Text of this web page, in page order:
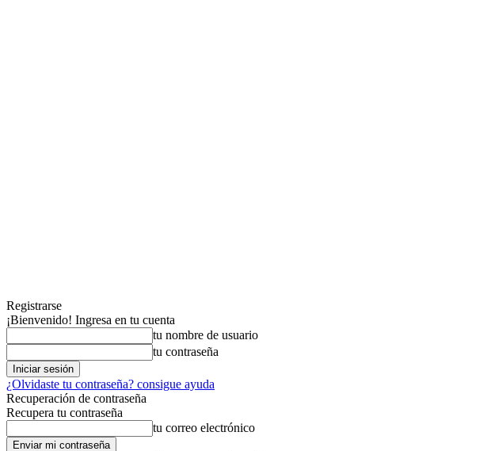
Registrarse
¡Bienvenido! Ingresa en tu cuenta
tu nombre de usuario
tu contraseña
¿Olvidaste tu contraseña? consigue ayuda
Recuperación de contraseña
Recupera tu contraseña
tu correo electrónico